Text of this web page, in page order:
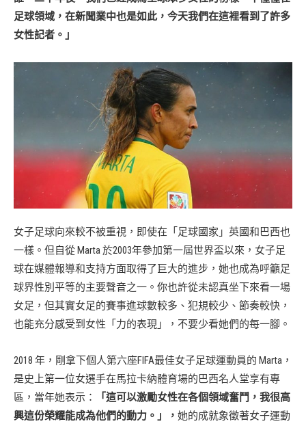
足球領域，在新聞業中也是如此，今天我們在這裡看到了許多
女性記者。」
女子足球向來較不被重視，即使在「足球國家」英國和巴西也
一樣。但自從 Marta 於2003年參加第一屆世界盃以來，女子足
球在媒體報導和支持方面取得了巨大的進步，她也成為呼籲足
球界性別平等的主要聲音之一。你也許從未認真坐下來看一場
女足，但其實女足的賽事進球數較多、犯規較少、節奏較快，
也能充分感受到女性「力的表現」，不要少看她們的每一腳。
2018 年，剛拿下個人第六座FIFA最佳女子足球運動員的 Marta，
是史上第一位女選手在馬拉卡納體育場的巴西名人堂享有專
區，當年她表示：
「這可以激勵女性在各個領域奮鬥，我很高
興這份榮耀能成為他們的動力。」， 她的成就象徵著女子運動